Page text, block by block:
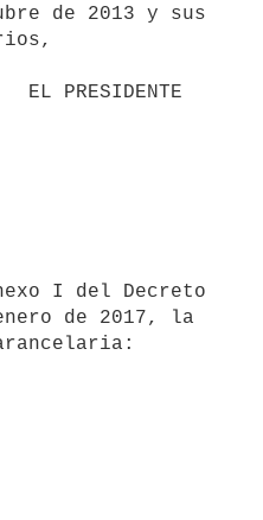
de 2013 y sus
de 2017, la